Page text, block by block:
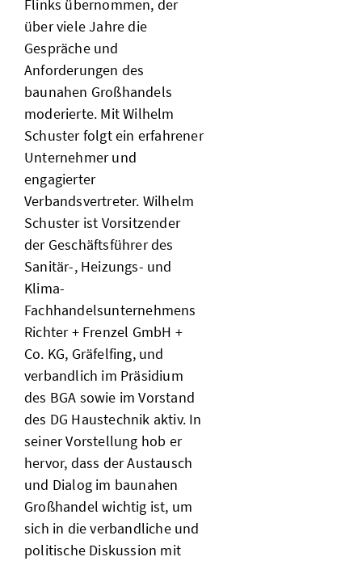
Flinks übernommen, der
über viele Jahre die
Gespräche und
Anforderungen des
baunahen Großhandels
moderierte. Mit Wilhelm
Schuster folgt ein erfahrener
Unternehmer und
engagierter
Verbandsvertreter. Wilhelm
Schuster ist Vorsitzender
der Geschäftsführer des
Sanitär-, Heizungs- und
Klima-
Fachhandelsunternehmens
Richter + Frenzel GmbH +
Co. KG, Gräfelfing, und
verbandlich im Präsidium
des BGA sowie im Vorstand
des DG Haustechnik aktiv. In
seiner Vorstellung hob er
hervor, dass der Austausch
und Dialog im baunahen
Großhandel wichtig ist, um
sich in die verbandliche und
politische Diskussion mit